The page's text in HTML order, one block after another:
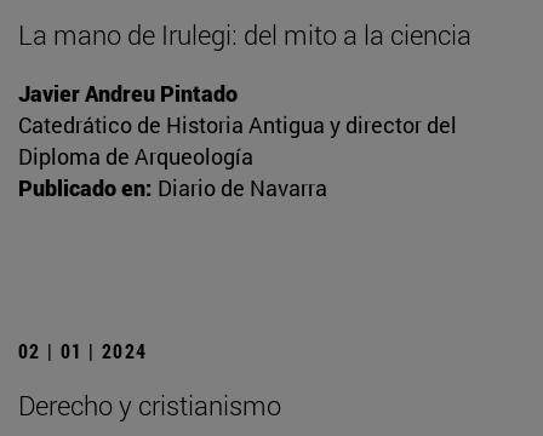
La mano de Irulegi: del mito a la ciencia
Javier Andreu Pintado
Catedrático de Historia Antigua y director del
Diploma de Arqueología
Publicado en: Diario de Navarra
02 | 01 | 2024
Derecho y cristianismo